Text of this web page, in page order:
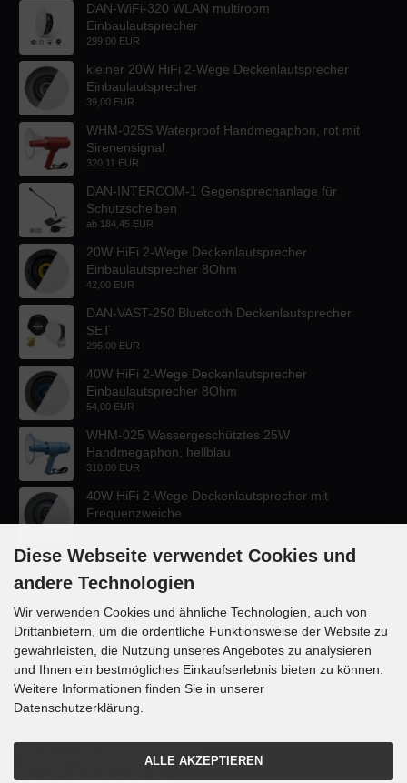
DAN-WiFi-320 WLAN multiroom
Einbaulautsprecher
299,00 EUR
kleiner 20W HiFi 2-Wege Deckenlautsprecher
Einbaulautsprecher
39,00 EUR
WHM-025S Waterproof Handmegaphon, rot mit
Sirenensignal
320,11 EUR
DAN-INTERCOM-1 Gegensprechanlage für
Schutzscheiben
ab 184,45 EUR
20W HiFi 2-Wege Deckenlautsprecher
Einbaulautsprecher 8Ohm
42,00 EUR
DAN-VAST-250 Bluetooth Deckenlautsprecher
SET
295,00 EUR
40W HiFi 2-Wege Deckenlautsprecher
Einbaulautsprecher 8Ohm
54,00 EUR
WHM-025 Wassergeschütztes 25W
Handmegaphon, hellblau
310,00 EUR
40W HiFi 2-Wege Deckenlautsprecher mit
Frequenzweiche
KONTAKT
Lautsprecher-OnlineShop.de
Rübekampstr. 35
46117 Oberhausen
Telefon +49 (0) 208 / 874188
Email info@danyluk.de
Diese Webseite verwendet Cookies und
andere Technologien
Wir verwenden Cookies und ähnliche Technologien, auch von
Drittanbietern, um die ordentliche Funktionsweise der Website zu
gewährleisten, die Nutzung unseres Angebotes zu analysieren
und Ihnen ein bestmögliches Einkaufserlebnis bieten zu können.
Weitere Informationen finden Sie in unserer
Datenschutzerklärung.
ALLE AKZEPTIEREN